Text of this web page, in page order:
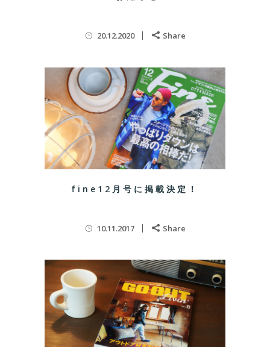
20.12.2020 Share
fine12月号に掲載決定！
10.11.2017 Share